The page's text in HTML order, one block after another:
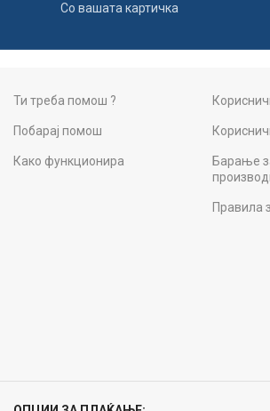
Со вашата картичка
Ти треба помош ?
Побарај помош
Како функционира
Барање
Правила